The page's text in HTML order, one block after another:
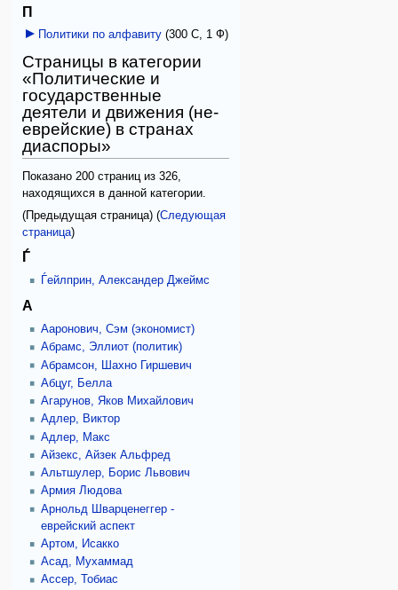
П
Политики по алфавиту‎ (300 С, 1 Ф)
Страницы в категории
«Политические и
государственные
деятели и движения (не-
еврейские) в странах
диаспоры»
Показано 200 страниц из 326,
находящихся в данной категории.
(Предыдущая страница) (Следующая
страница)
Ѓ
Ѓейлприн, Александер Джеймс
А
Ааронович, Сэм (экономист)
Абрамс, Эллиот (политик)
Абрамсон, Шахно Гиршевич
Абцуг, Белла
Агарунов, Яков Михайлович
Адлер, Виктор
Адлер, Макс
Айзекс, Айзек Альфред
Альтшулер, Борис Львович
Армия Людова
Арнольд Шварценеггер -
еврейский аспект
Артом, Исакко
Асад, Мухаммад
Ассер, Тобиас